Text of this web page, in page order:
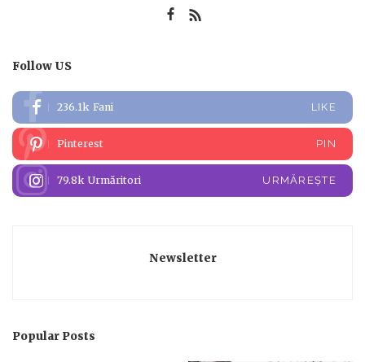
Follow US
236.1k Fani LIKE
Pinterest PIN
79.8k Urmăritori URMĂREȘTE
Newsletter
Popular Posts